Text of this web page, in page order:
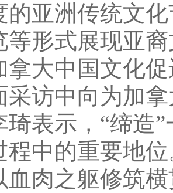
的亚洲传统文
等形式展现亚
中国文化促
采访中向为加
示，“缔造”
程中的重要地
血肉之躯修筑